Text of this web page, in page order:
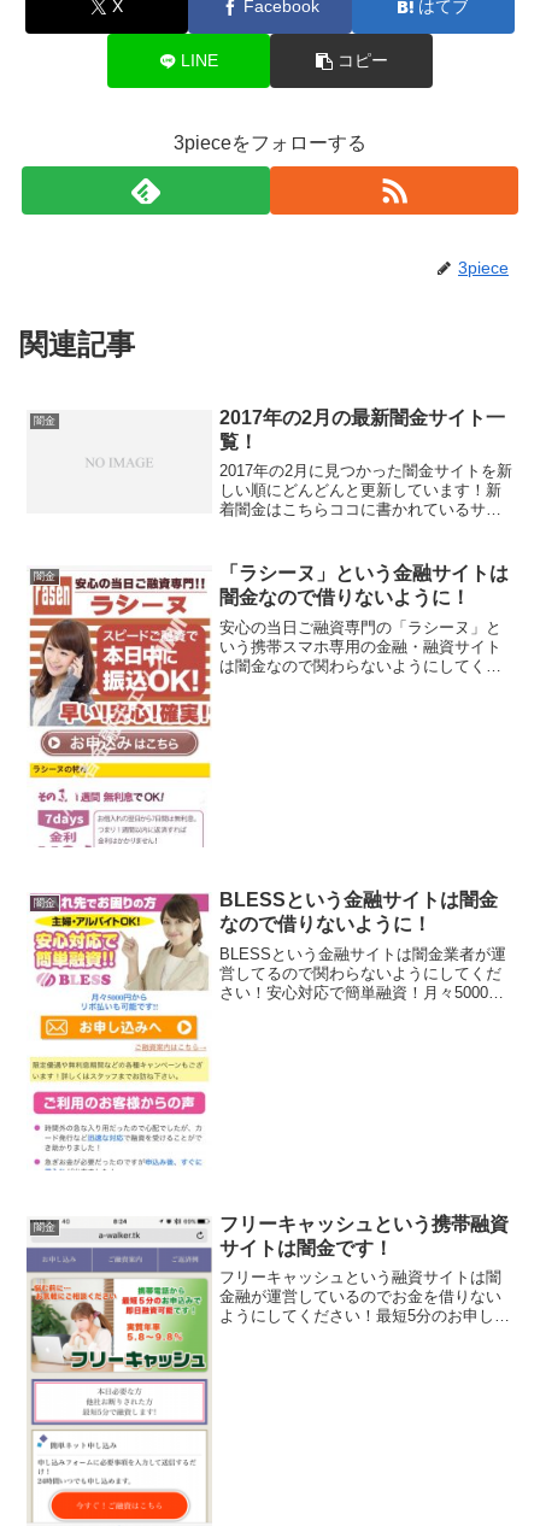
X Facebook はてブ
LINE コピー
3pieceをフォローする
3piece
関連記事
闇金
2017年の2月の最新闇金サイト一
覧！
2017年の2月に見つかった闇金サイトを新
しい順にどんどんと更新しています！新
着闇金はこちらココに書かれているサイ
データベースで確認できない、正規の登
録を行っていない業...
闇金
「ラシーヌ」という金融サイトは
闇金なので借りないように！
安心の当日ご融資専門の「ラシーヌ」と
いう携帯スマホ専用の金融・融資サイト
は闇金なので関わらないようにしてくだ
闇金
BLESSという金融サイトは闇金
なので借りないように！
BLESSという金融サイトは闇金業者が運
営してるので関わらないようにしてくだ
さい！安心対応で簡単融資！月々5000円
闇金
フリーキャッシュという携帯融資
サイトは闇金です！
フリーキャッシュという融資サイトは闇
金融が運営しているのでお金を借りない
ようにしてください！最短5分のお申し込